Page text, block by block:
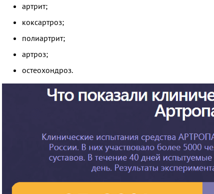
артрит;
коксартроз;
полиартрит;
артроз;
остеохондроз.